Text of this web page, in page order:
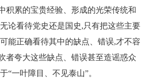
积累的宝贵经验、形成的光荣传统和
论看待党史还是国史,只有把这些主要
能正确看待其中的缺点、错误,才不容
者夸大这些缺点、错误甚至造谣惑众
“一叶障目、不见泰山”。